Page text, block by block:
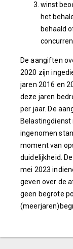
winst
het
behaald
De aangiften
2020 zijn
jaren 2016 en
deze jaren
per jaar. De
Belastingdienst
ingenomen
moment van
duidelijkheid.
mei 2023
geven over de
geen begrote